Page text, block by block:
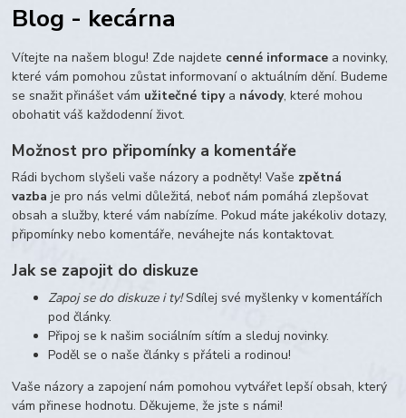
maltodextrin
škrob skrob
Blog - kecárna
Vítejte na našem blogu! Zde najdete cenné informace a novinky,
které vám pomohou zůstat informovaní o aktuálním dění. Budeme
se snažit přinášet vám užitečné tipya návody, které mohou
obohatit váš každodenní život.
Možnost pro připomínky a komentáře
Rádi bychom slyšeli vaše názory a podněty! Vaše zpětná
vazba je pro nás velmi důležitá, neboť nám pomáhá zlepšovat
obsah a služby, které vám nabízíme. Pokud máte jakékoliv dotazy,
připomínky nebo komentáře, neváhejte nás kontaktovat.
Jak se zapojit do diskuze
Zapoj se do diskuze i ty!Sdílej své myšlenky v komentářích
pod články.
Připoj se k našim sociálním sítím a sleduj novinky.
Poděl se o naše články s přáteli a rodinou!
Vaše názory a zapojení nám pomohou vytvářet lepší obsah, který
vám přinese hodnotu. Děkujeme, že jste s námi!